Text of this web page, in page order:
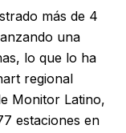
más de 4
una
lo que lo ha
regional
Monitor Latino,
estaciones en